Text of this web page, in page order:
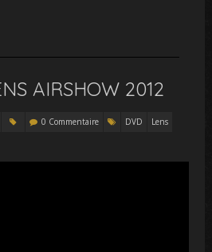
AIRSHOW 2012
0 Commentaire DVD
Lens